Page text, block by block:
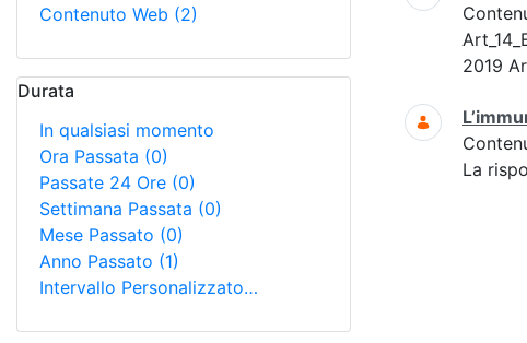
Contenuto Web (2)
Durata
In qualsiasi momento
Ora Passata (0)
Passate 24 Ore (0)
Settimana Passata (0)
Mese Passato (0)
Anno Passato (1)
Intervallo Personalizzato…
2019
La